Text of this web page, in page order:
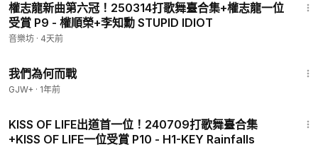
權志龍新曲第六冠！250314打歌舞臺合集+權志龍一位
受賞 P9 - 權順榮+李知勳 STUPID IDIOT
音樂坊 · 4天前
我們為何而戰
GJW+ · 1年前
KISS OF LIFE出道首一位！240709打歌舞臺合集
+KISS OF LIFE一位受賞 P10 - H1-KEY Rainfalls